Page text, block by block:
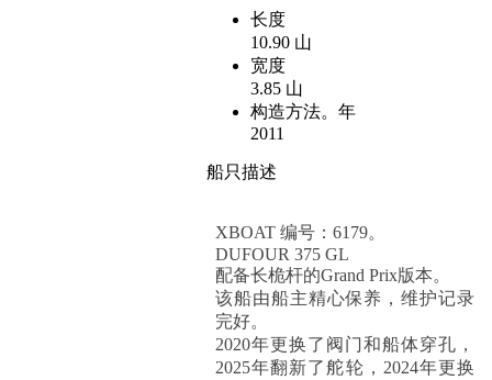
长度
10.90 山
宽度
3.85 山
构造方法。年
2011
船只描述
XBOAT 编号：6179。
DUFOUR 375 GL
配备长桅杆的Grand Prix版本。
该船由船主精心保养，维护记录
完好。
2020年更换了阀门和船体穿孔，
2025年翻新了舵轮，2024年更换